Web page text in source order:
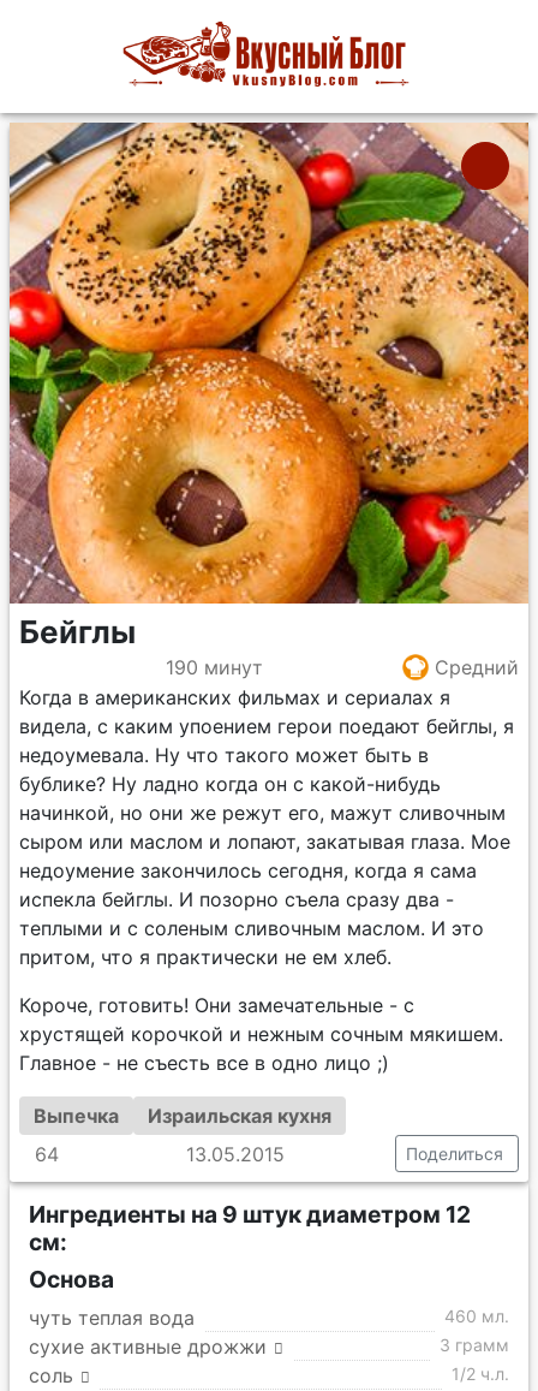
Бейглы
190 минут
Средний
Когда в американских фильмах и сериалах я
видела, с каким упоением герои поедают бейглы, я
недоумевала. Ну что такого может быть в
бублике? Ну ладно когда он с какой-нибудь
начинкой, но они же режут его, мажут сливочным
сыром или маслом и лопают, закатывая глаза. Мое
недоумение закончилось сегодня, когда я сама
испекла бейглы. И позорно съела сразу два -
теплыми и с соленым сливочным маслом. И это
притом, что я практически не ем хлеб.
Короче, готовить! Они замечательные - с
хрустящей корочкой и нежным сочным мякишем.
Главное - не съесть все в одно лицо ;)
Выпечка
Израильская кухня
64
13.05.2015 Поделиться
Ингредиенты на 9 штук диаметром 12
см:
Основа
чуть теплая вода 460 мл.
сухие активные дрожжи 3 грамм
соль 1/2 ч.л.